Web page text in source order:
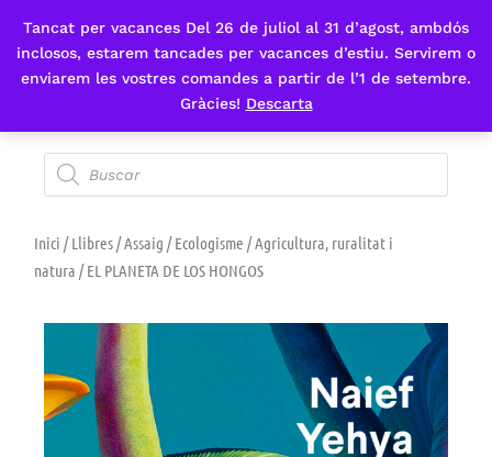
Tancat per vacances Del 26 de juliol al 31 d’agost, ambdós
inclosos, estarem tancades per vacances d’estiu. Servirem o
enviarem les vostres comandes a partir de l’1 de setembre.
Gràcies! Descarta
Fes-te'n sòcia
Inici /Llibres/Assaig /Ecologisme /Agricultura, ruralitat i
natura / EL PLANETA DE LOS HONGOS